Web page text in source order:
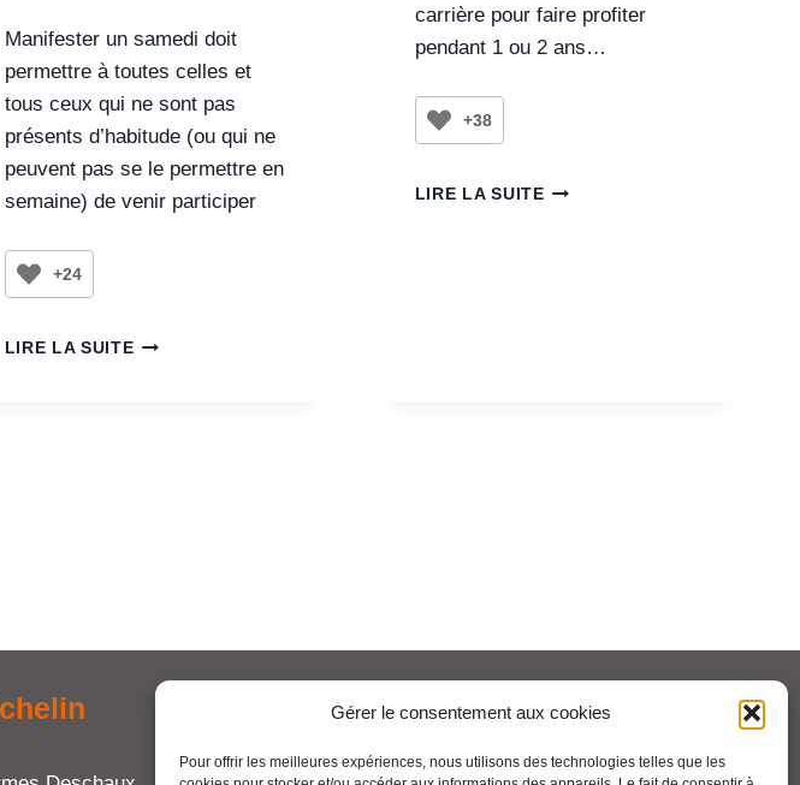
Gérer le consentement aux cookies
Pour offrir les meilleures expériences, nous utilisons des technologies telles que les
Manifester un samedi doit
permettre à toutes celles et
tous ceux qui ne sont pas
présents d’habitude (ou qui ne
peuvent pas se le permettre en
semaine) de venir participer
+24
LIRE LA SUITE
carrière pour faire profiter
pendant 1 ou 2 ans…
+38
LIRE LA SUITE
Pour aller plus loin :